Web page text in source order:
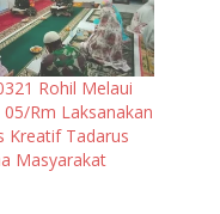
Rohil Melaui
Rm Laksanakan
Kreatif Tadarus
Masyarakat